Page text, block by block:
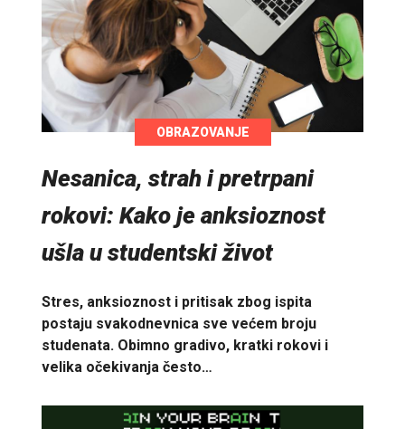
OBRAZOVANJE
Nesanica, strah i pretrpani
rokovi: Kako je anksioznost
ušla u studentski život
Stres, anksioznost i pritisak zbog ispita
postaju svakodnevnica sve većem broju
studenata. Obimno gradivo, kratki rokovi i
velika očekivanja često…